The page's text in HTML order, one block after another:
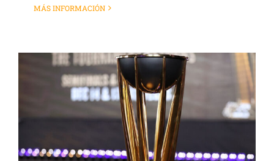
MÁS INFORMACIÓN